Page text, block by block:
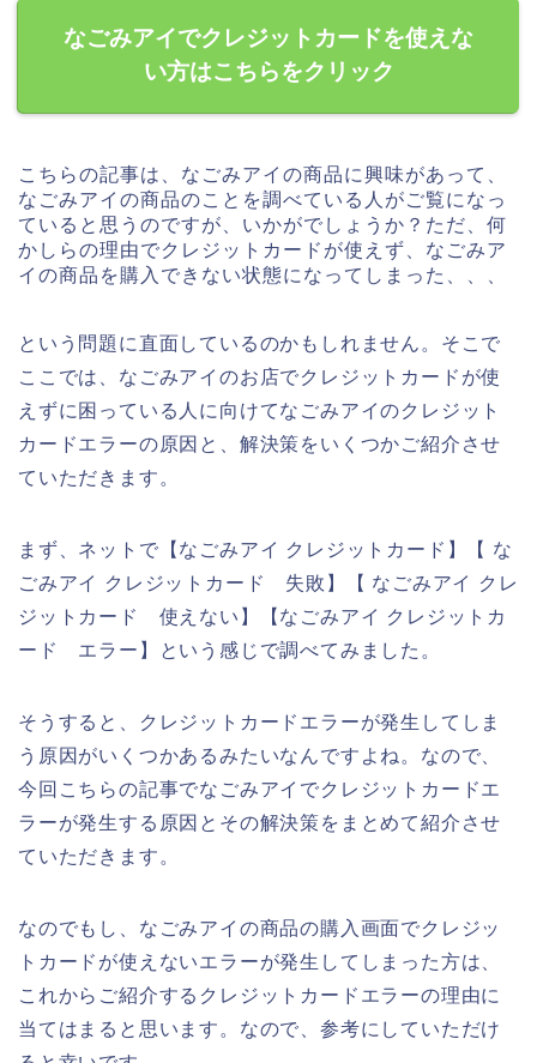
なごみアイでクレジットカードを使えな
い方はこちらをクリック
こちらの記事は、なごみアイの商品に興味があって、
なごみアイの商品のことを調べている人がご覧になっ
ていると思うのですが、いかがでしょうか？ただ、何
かしらの理由でクレジットカードが使えず、なごみア
イの商品を購入できない状態になってしまった、、、
という問題に直面しているのかもしれません。そこで
ここでは、なごみアイのお店でクレジットカードが使
えずに困っている人に向けてなごみアイのクレジット
カードエラーの原因と、解決策をいくつかご紹介させ
ていただきます。
まず、ネットで【なごみアイ クレジットカード】【 な
ごみアイ クレジットカード 失敗】【 なごみアイ クレ
ジットカード 使えない】【なごみアイ クレジットカ
ード エラー】という感じで調べてみました。
そうすると、クレジットカードエラーが発生してしま
う原因がいくつかあるみたいなんですよね。なので、
今回こちらの記事でなごみアイでクレジットカードエ
ラーが発生する原因とその解決策をまとめて紹介させ
ていただきます。
なのでもし、なごみアイの商品の購入画面でクレジッ
トカードが使えないエラーが発生してしまった方は、
これからご紹介するクレジットカードエラーの理由に
当てはまると思います。なので、参考にしていただけ